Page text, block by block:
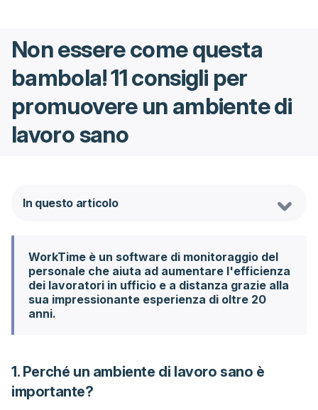
Non essere come questa
bambola! 11 consigli per
promuovere un ambiente di
lavoro sano
In questo articolo
WorkTime è un software di monitoraggio del
personale che aiuta ad aumentare l'efficienza
dei lavoratori in ufficio e a distanza grazie alla
sua impressionante esperienza di oltre 20
anni.
1. Perché un ambiente di lavoro sano è
importante?